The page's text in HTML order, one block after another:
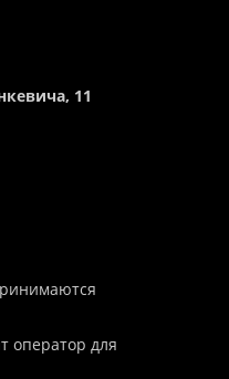
11
оператор для